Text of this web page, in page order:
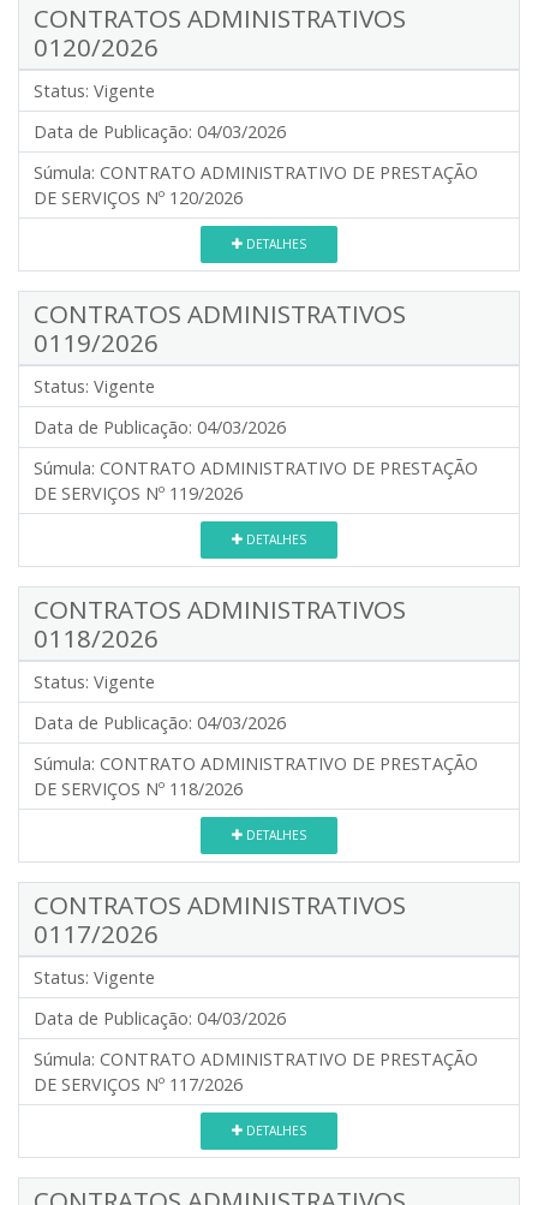
CONTRATOS ADMINISTRATIVOS
0120/2026
Status: Vigente
Data de Publicação: 04/03/2026
Súmula: CONTRATO ADMINISTRATIVO DE PRESTAÇÃO
DE SERVIÇOS Nº 120/2026
DETALHES
CONTRATOS ADMINISTRATIVOS
0119/2026
Status: Vigente
Data de Publicação: 04/03/2026
Súmula: CONTRATO ADMINISTRATIVO DE PRESTAÇÃO
DE SERVIÇOS Nº 119/2026
DETALHES
CONTRATOS ADMINISTRATIVOS
0118/2026
Status: Vigente
Data de Publicação: 04/03/2026
Súmula: CONTRATO ADMINISTRATIVO DE PRESTAÇÃO
DE SERVIÇOS Nº 118/2026
DETALHES
CONTRATOS ADMINISTRATIVOS
0117/2026
Status: Vigente
Data de Publicação: 04/03/2026
Súmula: CONTRATO ADMINISTRATIVO DE PRESTAÇÃO
DE SERVIÇOS Nº 117/2026
DETALHES